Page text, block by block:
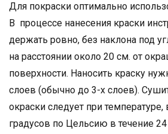
Для покраски оптимально
В процессе нанесения краски
держать ровно, без наклона под
на расстоянии около 20 см. от
поверхности. Наносить краску
слоев (обычно до 3-х слоев).
окраски следует при
градусов по Цельсию в течение 24